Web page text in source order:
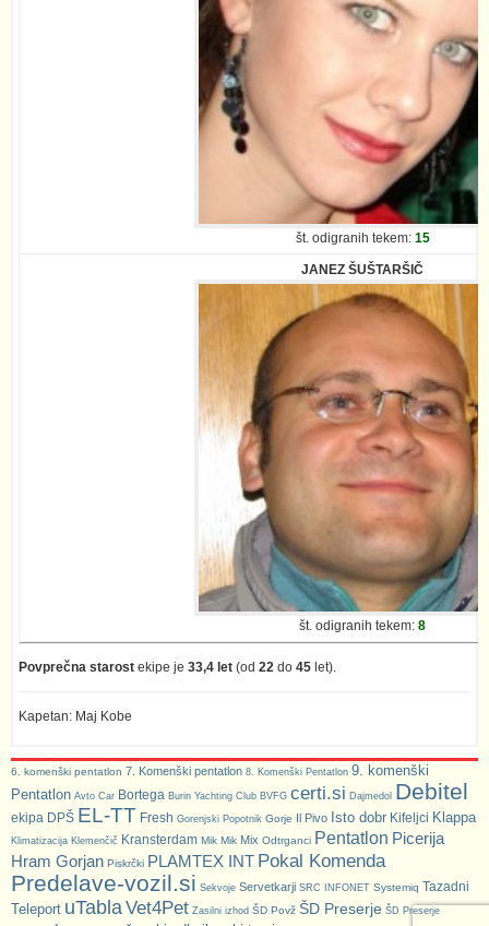
št. odigranih tekem: 15
JANEZ ŠUŠTARŠIČ
št. odigranih tekem:8
Povprečna starost ekipe je 33,4 let (od 22 do 45 let).
Kapetan: Maj Kobe
6. komenški pentatlon 7. Komenški pentatlon 8. Komenški Pentatlon 9. komenški
Pentatlon Avto Car Bortega Burin Yachting Club BVFG certi.si Dajmedol Debitel
ekipa DPŠ EL-TT Fresh Gorenjski Popotnik Gorje Il Pivo Isto dobr Kifeljci Klappa
Klimatizacija Klemenčič Kransterdam Mik Mik Mix Odtrganci Pentatlon Picerija
Hram Gorjan Piskrčki PLAMTEX INT Pokal Komenda
Predelave-vozil.si Sekvoje Servetkarji SRC INFONET Systemiq Tazadni
Teleport uTabla Vet4Pet Zasilni izhod ŠD Povž ŠD Preserje ŠD Preserje